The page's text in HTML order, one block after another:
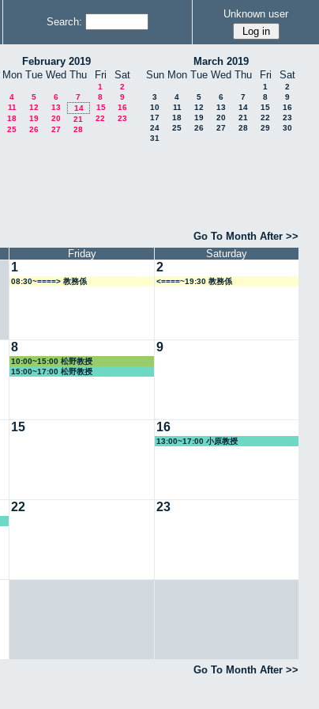
Search:
Unknown user
February 2019
Mon Tue Wed Thu Fri Sat
1
2
4 5 6 7 8
9
11 12 13 14 15
16
18 19 20 21 22
23
25 26 27 28
March 2019
Sun Mon Tue Wed Thu Fri Sat
1
2
3
4 5 6 7 8
9
10
11 12 13 14 15
16
17
18 19 20 21 22
23
24
25 26 27 28 29
30
31
Go To Month After >>
Friday Saturday
1
08:30~====> 教務係
2
<====~19:30 教務係
8
10:00~15:00 松野教授
15:00~17:00 松野教授
9
15 16
13:00~17:00 小原教授
22 23
Go To Month After >>